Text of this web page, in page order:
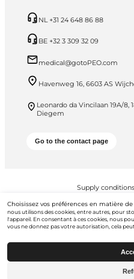
NL +31 24 648 86 88
BE +32 3 309 32 09
medical@gotoPEO.com
Havenweg 16, 6603 AS
Leonardo da Vincilaan 19A/8,
Diegem
Go to the contact page
Supply conditions
PEO B.V. © 2026
Choisissez vos préférences en matière de
nous utilisons des cookies, entre autres, pour
l'appareil. En consentant à ces cookies, nous
vous ne donnez pas votre autorisation, cela